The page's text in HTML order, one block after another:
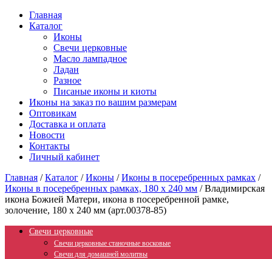
Главная
Каталог
Иконы
Свечи церковные
Масло лампадное
Ладан
Разное
Писаные иконы и киоты
Иконы на заказ по вашим размерам
Оптовикам
Доставка и оплата
Новости
Контакты
Личный кабинет
Главная /Каталог /Иконы /Иконы в посеребренных рамках /
Иконы в посеребренных рамках, 180 х 240 мм /Владимирская
икона Божией Матери, икона в посеребренной рамке,
золочение, 180 х 240 мм (арт.00378-85)
Свечи церковные
Свечи церковные станочные восковые
Свечи для домашней молитвы